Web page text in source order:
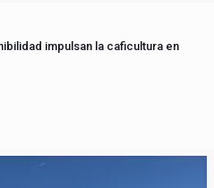
impulsan la caficultura en